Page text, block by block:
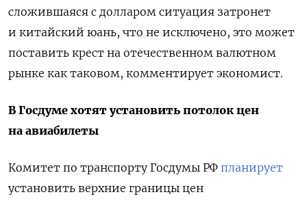
сложившаяся с долларом ситуация затронет
и китайский юань, что не исключено, это может
поставить крест на отечественном валютном
рынке как таковом, комментирует экономист.
В Госдуме хотят установить потолок цен
на авиабилеты
Комитет по транспорту Госдумы РФ планирует
установить верхние границы цен